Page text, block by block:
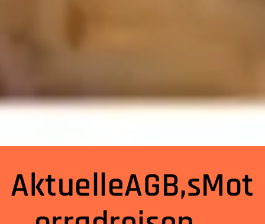
AktuelleAGB,sMot